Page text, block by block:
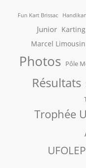
Fun Kart Brissac
Junior
Marcel Limousin
Photos Pôle
Résultats
Trophée
UFOLEP